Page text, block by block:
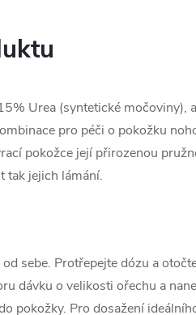
Urea (syntetické močoviny),
pro péči o pokožku
pokožce její přirozenou
tak jejich lámání.
sebe. Protřepejte dózu a
dávku o velikosti ořechu a
pokožky. Pro dosažení